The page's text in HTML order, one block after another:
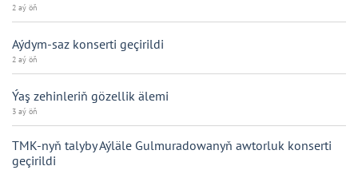
2 aý öň
Aýdym-saz konserti geçirildi
2 aý öň
Ýaş zehinleriň gözellik älemi
3 aý öň
TMK-nyň talyby Aýläle Gulmuradowanyň awtorluk konserti
geçirildi